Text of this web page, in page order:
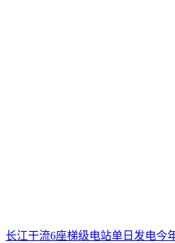
长江干流6座梯级电站单日发电今